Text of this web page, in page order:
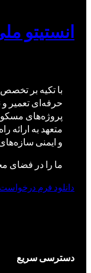
انستیتو
با تکیه بر
حرفه‌ای تعمیر و
پروژه‌های
متعهد به ارائه
و ایمنی
ما را در فضای
دانلود فرم
دسترسی سریع